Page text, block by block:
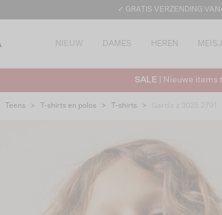
✓ GRATIS VERZENDING
NIEUW DAMES HEREN
SALE | Nieuwe items
Teens > T-shirts en polos > T-shirts >